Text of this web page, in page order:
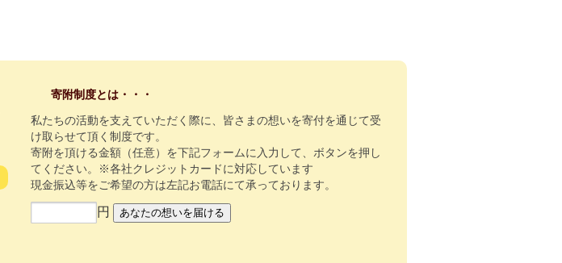
寄附制度とは・・・
私たちの活動を支えていただく際に、皆さまの想いを寄付を通じて受
け取らせて頂く制度です。
寄附を頂ける金額（任意）を下記フォームに入力して、ボタンを押し
てください。※各社クレジットカードに対応しています
現金振込等をご希望の方は左記お電話にて承っております。
円